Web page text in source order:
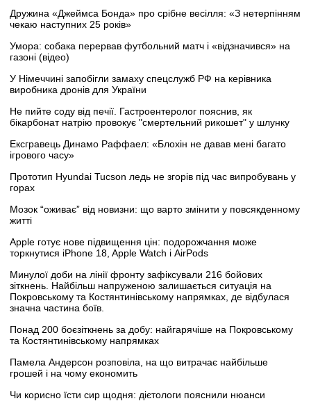
Дружина «Джеймса Бонда» про срібне весілля: «З нетерпінням
чекаю наступних 25 років»
Умора: собака перервав футбольний матч і «відзначився» на
газоні (відео)
У Німеччині запобігли замаху спецслужб РФ на керівника
виробника дронів для України
Не пийте соду від печії. Гастроентеролог пояснив, як
бікарбонат натрію провокує "смертельний рикошет" у шлунку
Ексгравець Динамо Раффаел: «Блохін не давав мені багато
ігрового часу»
Прототип Hyundai Tucson ледь не згорів під час випробувань у
горах
Мозок “оживає” від новизни: що варто змінити у повсякденному
житті
Apple готує нове підвищення цін: подорожчання може
торкнутися iPhone 18, Apple Watch і AirPods
Минулої доби на лінії фронту зафіксували 216 бойових
зіткнень. Найбільш напруженою залишається ситуація на
Покровському та Костянтинівському напрямках, де відбулася
значна частина боїв.
Понад 200 боєзіткнень за добу: найгарячіше на Покровському
та Костянтинівському напрямках
Памела Андерсон розповіла, на що витрачає найбільше
грошей і на чому економить
Чи корисно їсти сир щодня: дієтологи пояснили нюанси